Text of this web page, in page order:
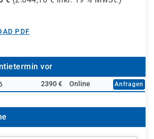
PDF
vor
2390 € Online Anfragen